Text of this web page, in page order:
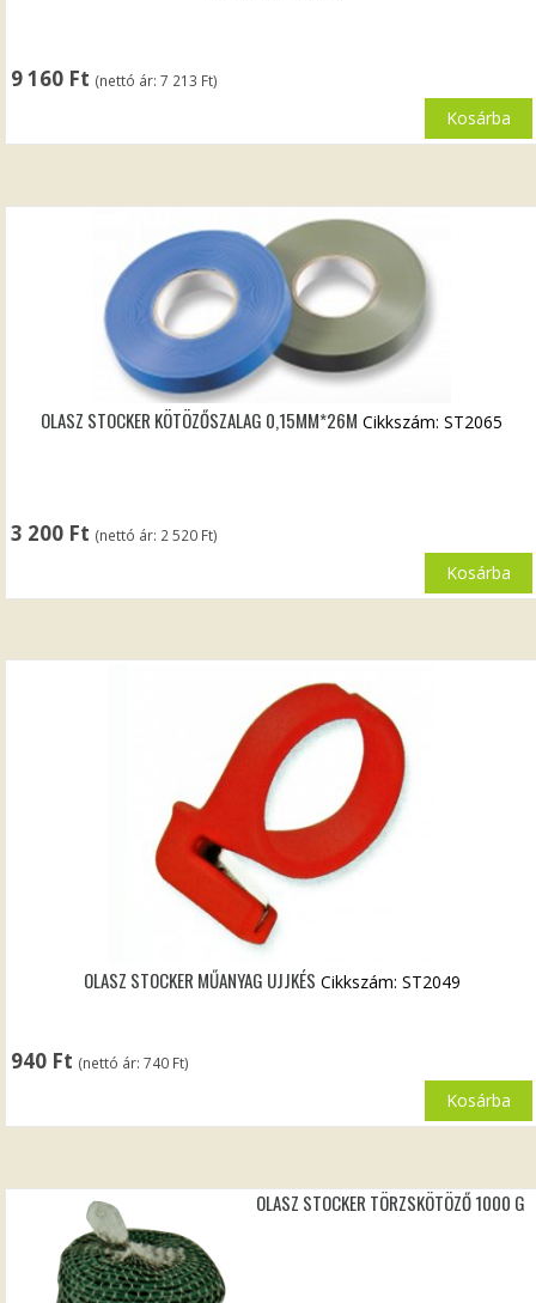
9 160 Ft (nettó ár:7 213 Ft)
Kosárba
OLASZ STOCKER KÖTÖZŐSZALAG 0,15MM*26M
3 200 Ft (nettó ár: 2 520 Ft)
Cikkszám: ST2065
Kosárba
OLASZ STOCKER MŰANYAG UJJKÉS
940 Ft (nettó ár:740 Ft)
Cikkszám: ST2049
Kosárba
OLASZ STOCKER TÖRZSKÖTÖZŐ 1000 G